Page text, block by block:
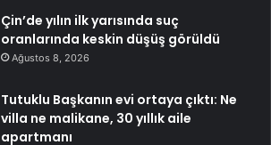
Çin’de yılın ilk yarısında suç
oranlarında keskin düşüş görüldü
Ağustos 8, 2026
Tutuklu Başkanın evi ortaya çıktı: Ne
villa ne malikane, 30 yıllık aile
apartmanı